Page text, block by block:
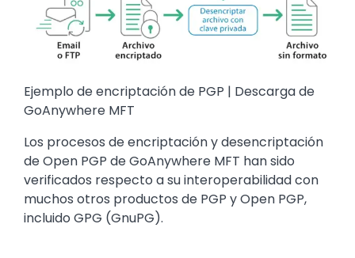
Ejemplo de encriptación de PGP | Descarga de
GoAnywhere MFT
Los procesos de encriptación y desencriptación
de Open PGP de GoAnywhere MFT han sido
verificados respecto a su interoperabilidad con
muchos otros productos de PGP y Open PGP,
incluido GPG (GnuPG).